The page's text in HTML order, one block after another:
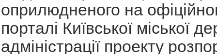
оприлюдненого на
порталі Київської міської
адміністрації проекту